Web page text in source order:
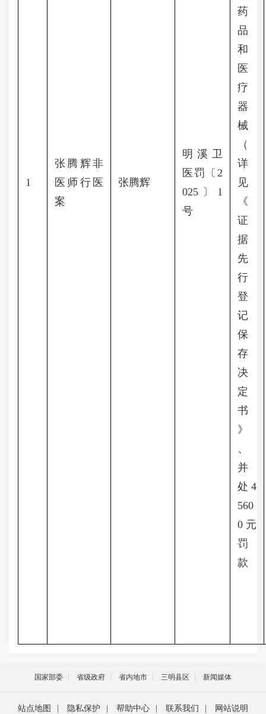
1
张腾辉非
医师行医
案
张腾辉
明溪卫
医罚〔2
025〕1
号
药
品
和
医
疗
器
械
（
详
见
《
证
据
先
行
登
记
保
存
决
定
书
》
、
并
处4
560
0元
罚
款
国家部委 省级政府 省内地市 三明县区 新闻媒体
站点地图 隐私保护 帮助中心 联系我们 网站说明